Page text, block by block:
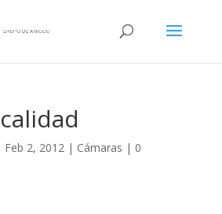
Feb 2, 2012| Cámaras | 0